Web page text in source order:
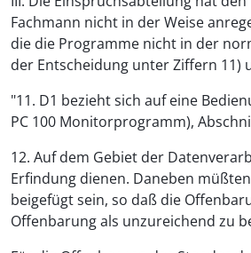
Fachmann nicht in der Weise
die die Programme nicht in der
der Entscheidung unter Ziffern 11)
"11. D1 bezieht sich auf eine
PC 100 Monitorprogramm),
12. Auf dem Gebiet der
Erfindung dienen. Daneben
beigefügt sein, so daß die
Offenbarung als unzureichend zu